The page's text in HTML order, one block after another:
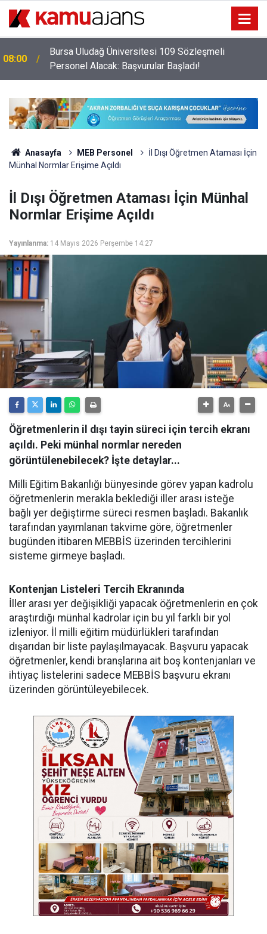
08:00
Bursa Uludağ Üniversitesi 109 Sözleşmeli
Personel Alacak: Başvurular Başladı!
Anasayfa MEB Personel
İl Dışı Öğretmen Ataması İçin
Münhal Normlar Erişime Açıldı
İl Dışı Öğretmen Ataması İçin Münhal
Normlar Erişime Açıldı
Yayınlanma: 14 Mayıs 2026 Perşembe 14:27
Öğretmenlerin il dışı tayin süreci için tercih ekranı
açıldı. Peki münhal normlar nereden
görüntülenebilecek? İşte detaylar...
Milli Eğitim Bakanlığı bünyesinde görev yapan kadrolu
öğretmenlerin merakla beklediği iller arası isteğe
bağlı yer değiştirme süreci resmen başladı. Bakanlık
tarafından yayımlanan takvime göre, öğretmenler
bugünden itibaren MEBBİS üzerinden tercihlerini
sisteme girmeye başladı.
Kontenjan Listeleri Tercih Ekranında
İller arası yer değişikliği yapacak öğretmenlerin en çok
araştırdığı münhal kadrolar için bu yıl farklı bir yol
izleniyor. İl milli eğitim müdürlükleri tarafından
dışarıdan bir liste paylaşılmayacak. Başvuru yapacak
öğretmenler, kendi branşlarına ait boş kontenjanları ve
ihtiyaç listelerini sadece MEBBİS başvuru ekranı
üzerinden görüntüleyebilecek.